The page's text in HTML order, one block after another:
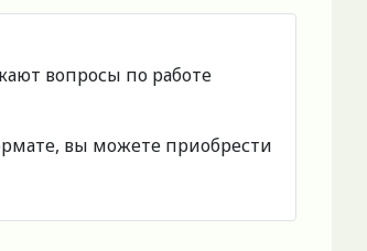
вопросы по работе
вы можете приобрести